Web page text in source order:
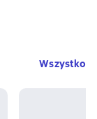
Wszystko